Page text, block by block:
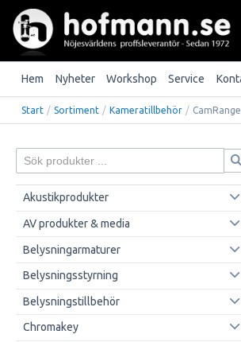
Hem Nyheter Workshop Service
Start / Sortiment / Kameratillbehör /
Akustikprodukter
AV produkter & media
Belysningarmaturer
Belysningsstyrning
Belysningstillbehör
Chromakey